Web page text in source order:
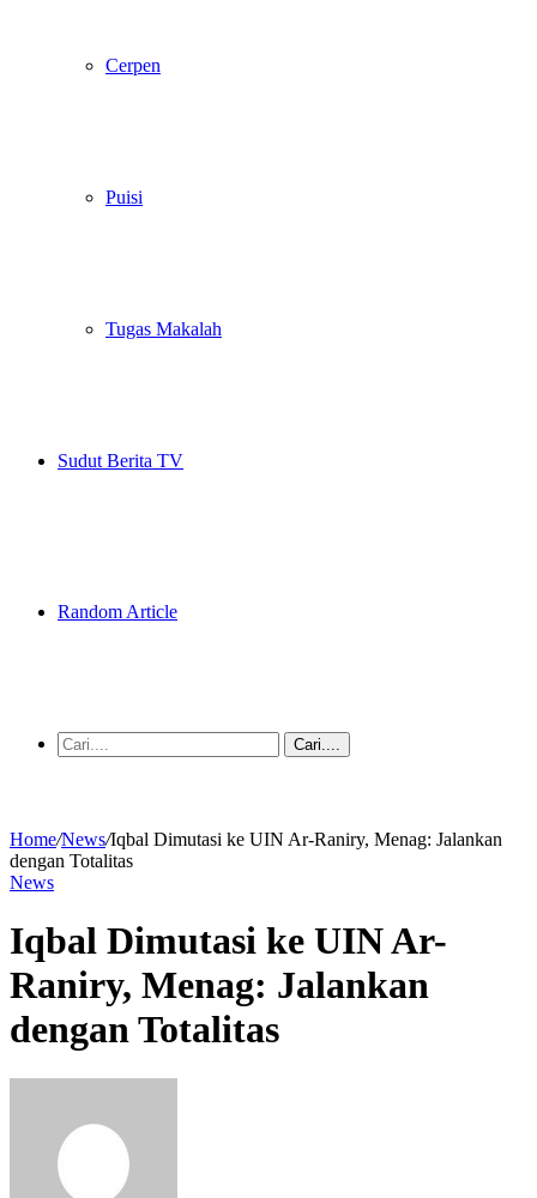
Cerpen
Puisi
Tugas Makalah
Sudut Berita TV
Random Article
Cari....
Home/News/Iqbal Dimutasi ke UIN Ar-Raniry, Menag: Jalankan
dengan Totalitas
News
Iqbal Dimutasi ke UIN Ar-
Raniry, Menag: Jalankan
dengan Totalitas